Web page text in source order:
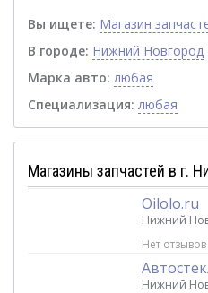
Вы ищете: Магазин
В городе: Нижний Новгород
Марка авто: любая
Специализация: любая
Магазины запчастей в г.
Oilolo.ru
Нижний
Нет отзывов
Нижний